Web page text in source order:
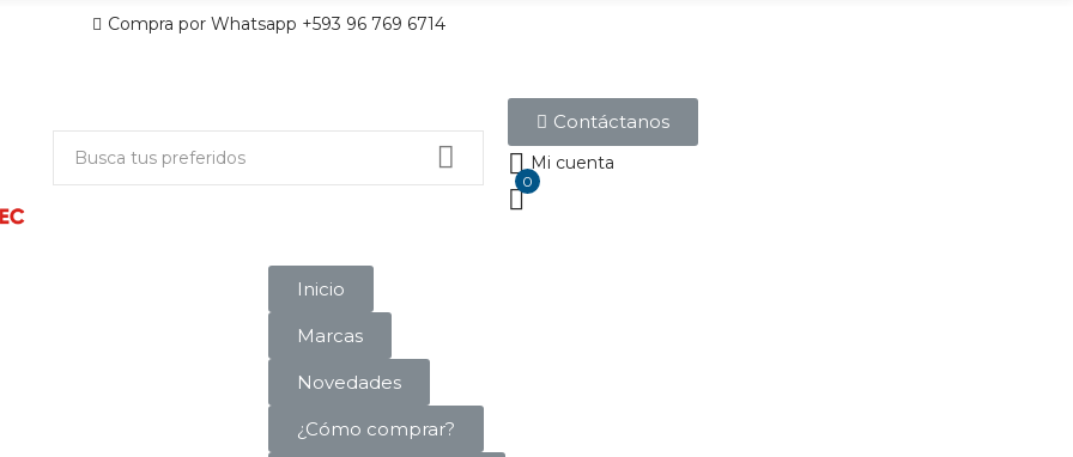
Compra por Whatsapp +593 96 769 6714
Contáctanos
Mi cuenta
0
Inicio
Marcas
Novedades
¿Cómo comprar?